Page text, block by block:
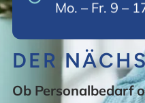
Mo. – Fr. 9 –
DER
Ob Personalbedarf